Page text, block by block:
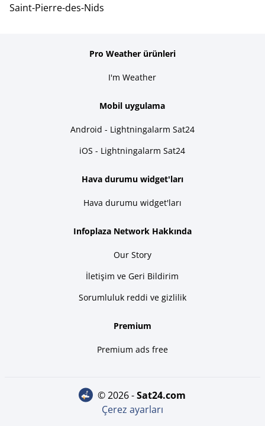
Saint-Pierre-des-Nids
Pro Weather ürünleri
I'm Weather
Mobil uygulama
Android - Lightningalarm Sat24
iOS - Lightningalarm Sat24
Hava durumu widget'ları
Hava durumu widget'ları
Infoplaza Network Hakkında
Our Story
İletişim ve Geri Bildirim
Sorumluluk reddi ve gizlilik
Premium
Premium ads free
© 2026 - sat24.com
Çerez ayarları